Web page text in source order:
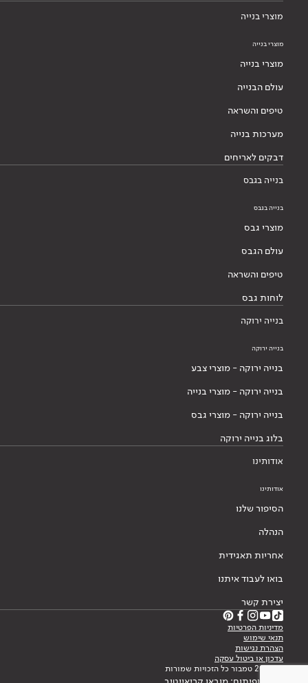
מוצרי בנייה
מוצרי בנייה
מוצרי בנייה
עולם הבנייה
טיפים והשראה
מערכות בנייה
דבקים לאריחים
בנייה בגבס
בנייה בגבס
מוצרי גבס
עולם הגבס
טיפים והשראה
לוחות גבס
בנייה ירוקה
בנייה ירוקה
בנייה ירוקה - מוצרי צבע
בנייה ירוקה - מוצרי בנייה
בנייה ירוקה - מוצרי גבס
בלוג בנייה ירוקה
אודותינו
אודותינו
הסיפור שלנו
הנהלה
אחריות תאגידית
בואו לעבוד איתנו
יצירת קשר
מדיניות הפרטיות
תנאי שימוש
הצהרת נגישות
עדכון או ביטול עסקה
© 2026 טמבור כל הזכויות שמורות
עיצוב ופיתוח: מובאו קריאייטיב